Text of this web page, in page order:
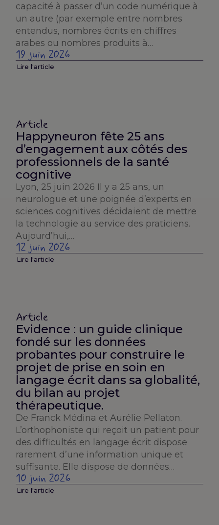
capacité à passer d’un code numérique à
un autre (par exemple entre nombres
entendus, nombres écrits en chiffres
arabes ou nombres produits à…
19 juin 2026
Lire l'article
Article
Happyneuron fête 25 ans
d’engagement aux côtés des
professionnels de la santé
cognitive
Lyon, 25 juin 2026 Il y a 25 ans, un
neurologue et une poignée d’experts en
sciences cognitives décidaient de mettre
la technologie au service des praticiens.
Aujourd’hui,…
12 juin 2026
Lire l'article
Article
Evidence : un guide clinique
fondé sur les données
probantes pour construire le
projet de prise en soin en
langage écrit dans sa globalité,
du bilan au projet
thérapeutique.
De Franck Médina et Aurélie Pellaton.
L’orthophoniste qui reçoit un patient pour
des difficultés en langage écrit dispose
rarement d’une information unique et
suffisante. Elle dispose de données…
10 juin 2026
Lire l'article